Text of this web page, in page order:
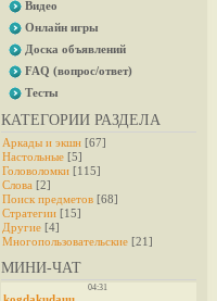
Видео
Онлайн игры
Доска объявлений
FAQ (вопрос/ответ)
Тесты
КАТЕГОРИИ РАЗДЕЛА
Аркады и экшн [67]
Настольные [5]
Головоломки [115]
Слова [2]
Поиск предметов [68]
Стратегии [15]
Другие [4]
Многопользовательские [21]
МИНИ-ЧАТ